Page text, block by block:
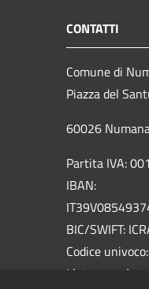
CONTATTI
Comune di
Piazza del
60026
Partita IVA:
IBAN:
BIC/SWIFT:
Codice
Lista